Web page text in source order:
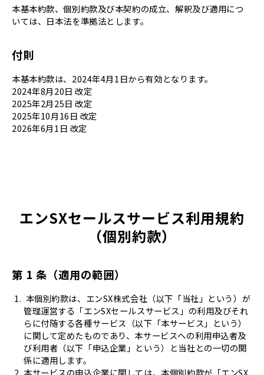
本基本約款、個別約款及び本契約の成立、解釈及び適用につ
いては、日本法を準拠法とします。
付則
本基本約款は、2024年4月1日から有効となります。
2024年8月20日 改定
2025年2月25日 改定
2025年10月16日 改定
2026年6月1日 改定
エンSXセールスサービス利用規約
（個別約款）
第 1 条（適用の範囲）
本個別約款は、エンSX株式会社（以下「当社」という）が
管理運営する「エンSXセールスサービス」の利用及びそれ
らに付随する各種サービス（以下「本サービス」という）
に関して定めたものであり、本サービスへの利用申込者及
び利用者（以下「申込企業」という）と当社との一切の関
係に適用します。
本サービスの申込企業に関しては、本個別約款が「エンSX